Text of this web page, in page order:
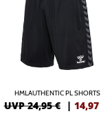
HMLAUTHENTIC PL SHORTS
UVP 24,95 € | 14,97